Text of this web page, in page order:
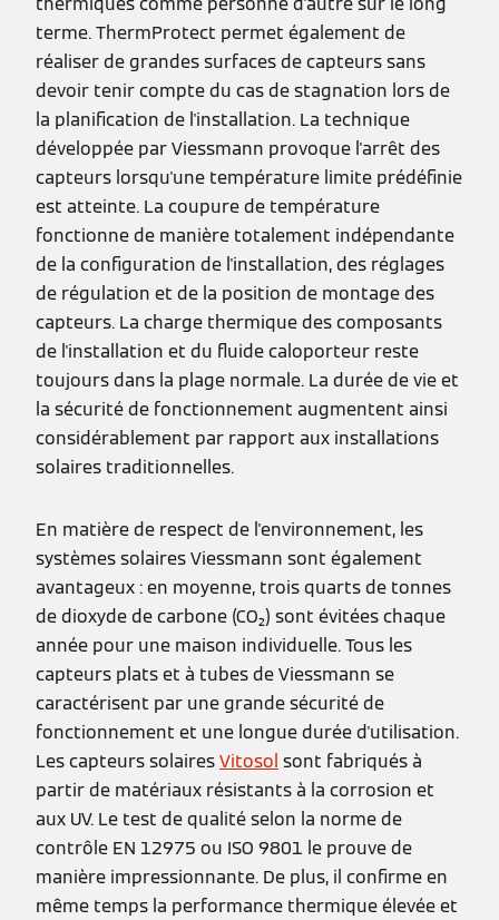
terme. ThermProtect permet également de
réaliser de grandes surfaces de capteurs sans
devoir tenir compte du cas de stagnation lors de
la planification de l'installation. La technique
développée par Viessmann provoque l'arrêt des
capteurs lorsqu'une température limite prédéfinie
est atteinte. La coupure de température
fonctionne de manière totalement indépendante
de la configuration de l'installation, des réglages
de régulation et de la position de montage des
capteurs. La charge thermique des composants
de l'installation et du fluide caloporteur reste
toujours dans la plage normale. La durée de vie et
la sécurité de fonctionnement augmentent ainsi
considérablement par rapport aux installations
solaires traditionnelles.
En matière de respect de l'environnement, les
systèmes solaires Viessmann sont également
avantageux : en moyenne, trois quarts de tonnes
de dioxyde de carbone (CO₂) sont évitées chaque
année pour une maison individuelle. Tous les
capteurs plats et à tubes de Viessmann se
caractérisent par une grande sécurité de
fonctionnement et une longue durée d'utilisation.
Les capteurs solairesVitosol sont fabriqués à
partir de matériaux résistants à la corrosion et
aux UV. Le test de qualité selon la norme de
contrôle EN 12975 ou ISO 9801 le prouve de
manière impressionnante. De plus, il confirme en
même temps la performance thermique élevée et